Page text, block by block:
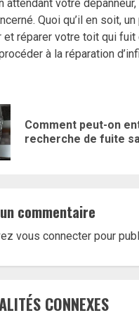
attendant votre
Quoi qu’il en soit,
et réparer votre toit qui
à la réparation
Comment peut-on
recherche de fuite
commentaire
vous connecter pour
CONNEXES